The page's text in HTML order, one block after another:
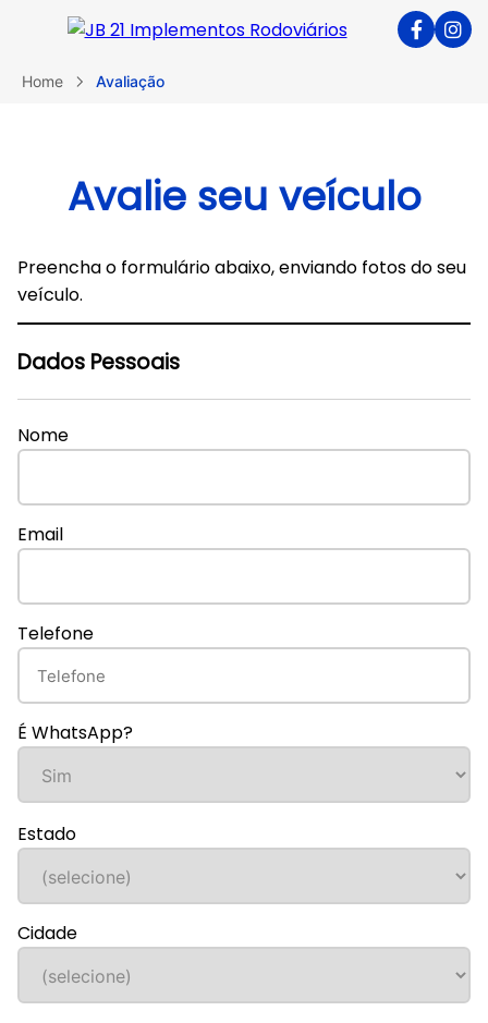
Home Avaliação
Avalie seu veículo
Preencha o formulário abaixo, enviando fotos do seu
veículo.
Dados Pessoais
Nome
Email
Telefone
É WhatsApp?
Estado
Cidade